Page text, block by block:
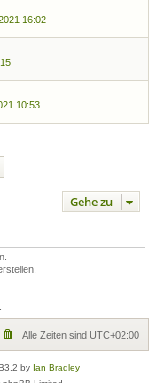
16:02
10:53
Gehe zu
Alle Zeiten sind UTC+02:00
by Ian Bradley